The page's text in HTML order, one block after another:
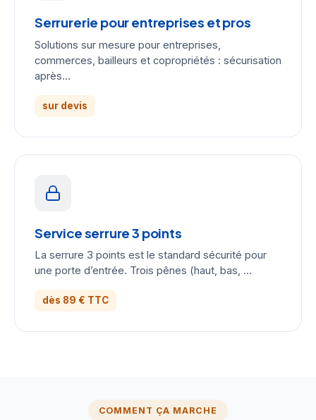
Serrurerie pour entreprises et pros
Solutions sur mesure pour entreprises,
commerces, bailleurs et copropriétés : sécurisation
après…
sur devis
Service serrure 3 points
La serrure 3 points est le standard sécurité pour
une porte d’entrée. Trois pênes (haut, bas, …
dès 89 € TTC
COMMENT ÇA MARCHE